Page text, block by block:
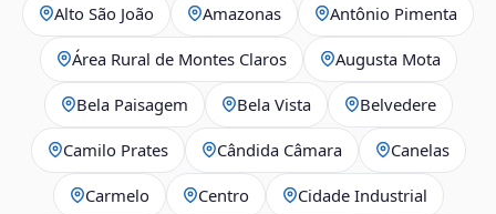
Alto São João Amazonas Antônio Pimenta
Área Rural de Montes Claros Augusta Mota
Bela Paisagem Bela Vista Belvedere
Camilo Prates Cândida Câmara Canelas
Carmelo Centro Cidade Industrial